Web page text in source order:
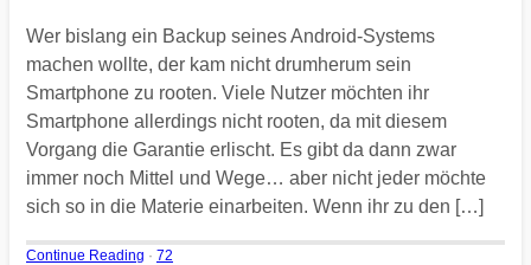
Wer bislang ein Backup seines Android-Systems
machen wollte, der kam nicht drumherum sein
Smartphone zu rooten. Viele Nutzer möchten ihr
Smartphone allerdings nicht rooten, da mit diesem
Vorgang die Garantie erlischt. Es gibt da dann zwar
immer noch Mittel und Wege… aber nicht jeder möchte
sich so in die Materie einarbeiten. Wenn ihr zu den […]
Continue Reading · 72